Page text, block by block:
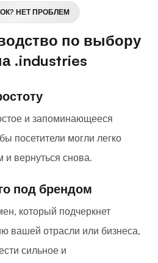
НЕТ ПРОБЛЕМ
по выбору
.industries
и запоминающееся
посетители могли легко
и вернуться снова.
под брендом
который подчеркнет
вашей отрасли или бизнеса,
сильное и